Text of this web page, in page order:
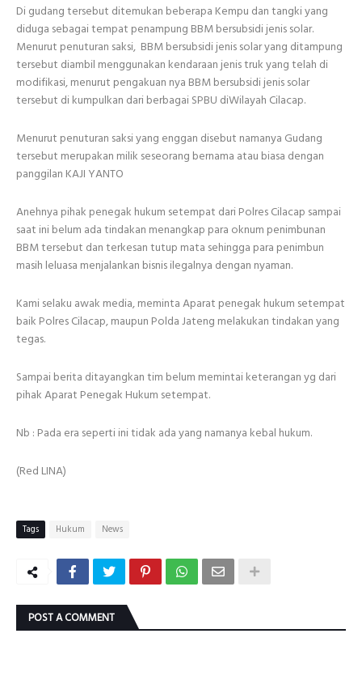
Di gudang tersebut ditemukan beberapa Kempu dan tangki yang
diduga sebagai tempat penampung BBM bersubsidi jenis solar.
Menurut penuturan saksi, BBM bersubsidi jenis solar yang ditampung
tersebut diambil menggunakan kendaraan jenis truk yang telah di
modifikasi, menurut pengakuan nya BBM bersubsidi jenis solar
tersebut di kumpulkan dari berbagai SPBU diWilayah Cilacap.
Menurut penuturan saksi yang enggan disebut namanya Gudang
tersebut merupakan milik seseorang bernama atau biasa dengan
panggilan KAJI YANTO
Anehnya pihak penegak hukum setempat dari Polres Cilacap sampai
saat ini belum ada tindakan menangkap para oknum penimbunan
BBM tersebut dan terkesan tutup mata sehingga para penimbun
masih leluasa menjalankan bisnis ilegalnya dengan nyaman.
Kami selaku awak media, meminta Aparat penegak hukum setempat
baik Polres Cilacap, maupun Polda Jateng melakukan tindakan yang
tegas.
Sampai berita ditayangkan tim belum memintai keterangan yg dari
pihak Aparat Penegak Hukum setempat.
Nb : Pada era seperti ini tidak ada yang namanya kebal hukum.
(Red LINA)
Tags Hukum News
POST A COMMENT